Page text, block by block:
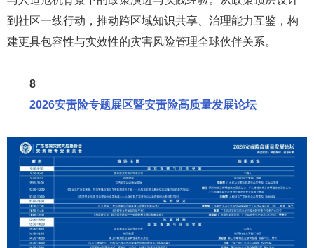
“一带一路”应急与灾害风险管理：跨域协同，韧性共建。
与人道危机背景下的政策演进与实践经验。从政策顶层设计
到社区一线行动，推动跨区域知识共享、治理能力互鉴，构
8
2026安责险专题展区暨安责险高质量发展论坛